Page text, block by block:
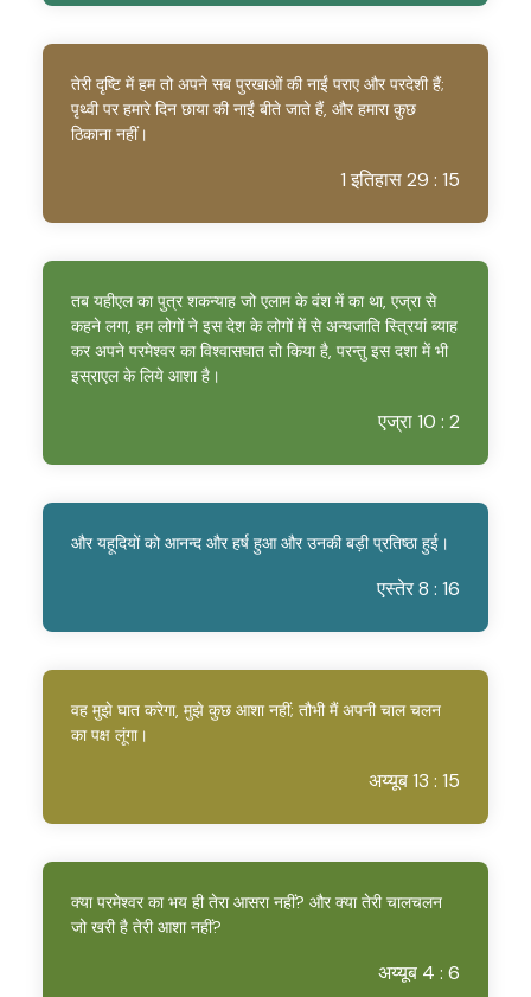
तेरी दृष्टि में हम तो अपने सब पुरखाओं की नाईं पराए और परदेशी हैं;
पृथ्वी पर हमारे दिन छाया की नाईं बीते जाते हैं, और हमारा कुछ
ठिकाना नहीं।
1 इतिहास 29 : 15
तब यहीएल का पुत्र शकन्याह जो एलाम के वंश में का था, एज्रा से
कहने लगा, हम लोगों ने इस देश के लोगों में से अन्यजाति स्त्रियां ब्याह
कर अपने परमेश्वर का विश्वासघात तो किया है, परन्तु इस दशा में भी
इस्राएल के लिये आशा है।
एज्रा 10 : 2
और यहूदियों को आनन्द और हर्ष हुआ और उनकी बड़ी प्रतिष्ठा हुई।
एस्तेर 8 : 16
वह मुझे घात करेगा, मुझे कुछ आशा नहीं; तौभी मैं अपनी चाल चलन
का पक्ष लूंगा।
अय्यूब 13 : 15
क्या परमेश्वर का भय ही तेरा आसरा नहीं? और क्या तेरी चालचलन
जो खरी है तेरी आशा नहीं?
अय्यूब 4 : 6